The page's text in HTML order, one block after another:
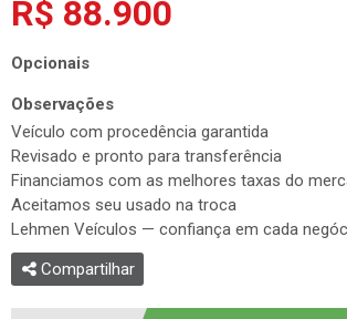
R$ 88.900
Opcionais
Observações
Veículo com procedência garantida
Revisado e pronto para transferência
Financiamos com as melhores taxas do
Aceitamos seu usado na troca
Lehmen Veículos — confiança em cada
Compartilhar